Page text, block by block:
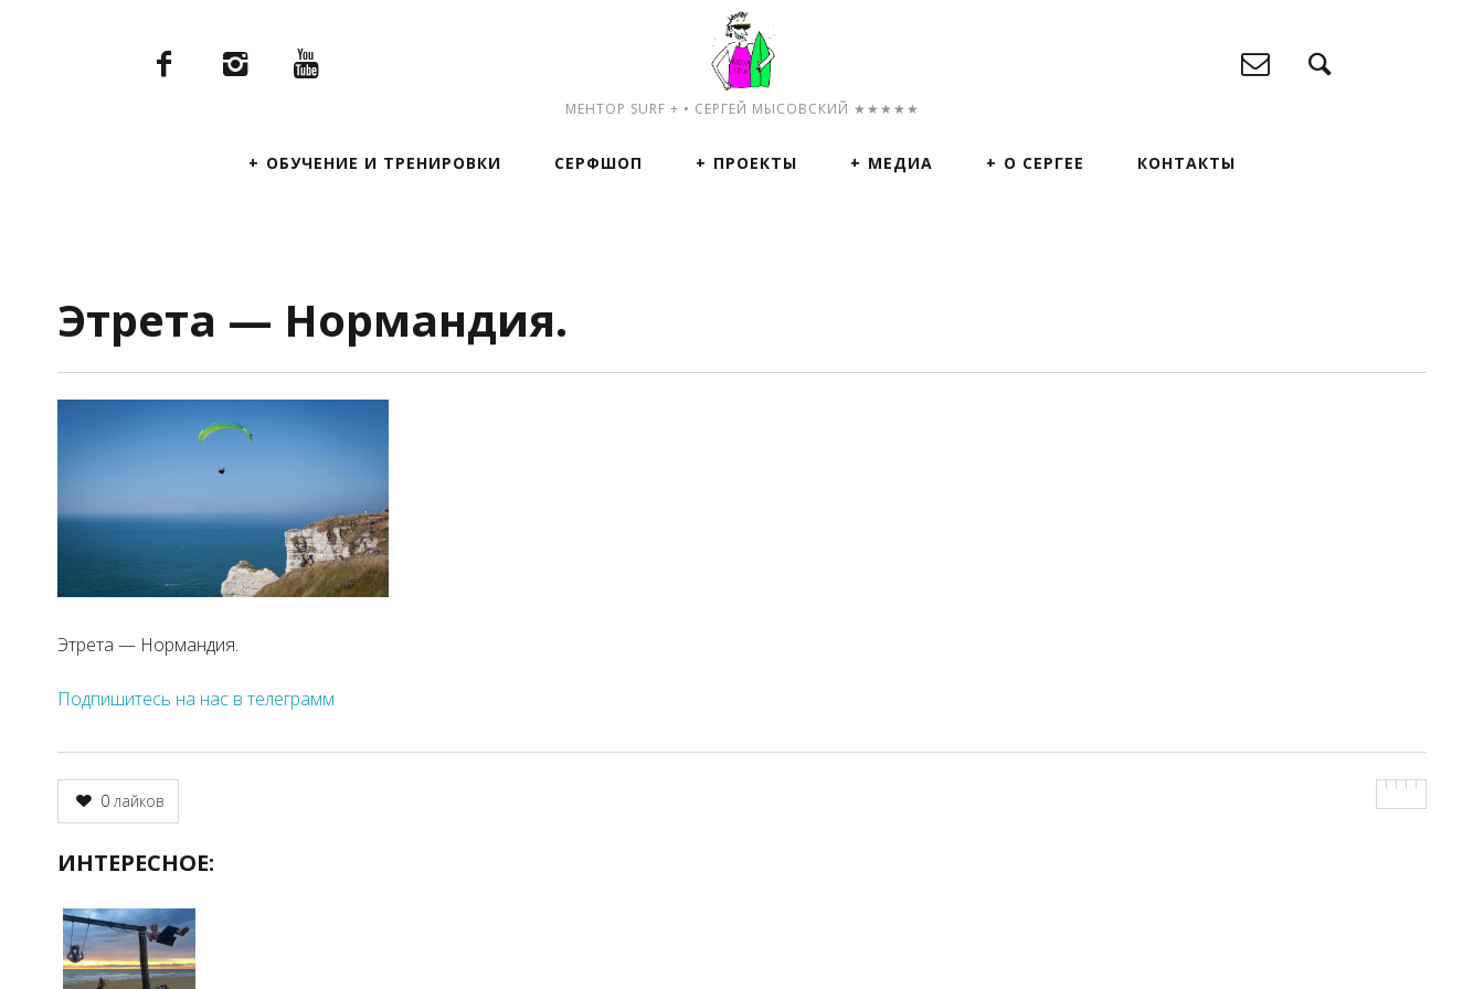
МЕНТОР SURF + • СЕРГЕЙ МЫСОВСКИЙ ★★★★★
ОБУЧЕНИЕ И ТРЕНИРОВКИ СЕРФШОП ПРОЕКТЫ МЕДИА О СЕРГЕЕ КОНТАКТЫ
Этрета — Нормандия.
Этрета — Нормандия.
Подпишитесь на нас в телеграмм
0лайков
ИНТЕРЕСНОЕ: